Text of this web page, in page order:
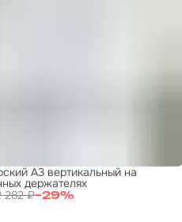
282 ₽−29%
А3 вертикальный на
держателях